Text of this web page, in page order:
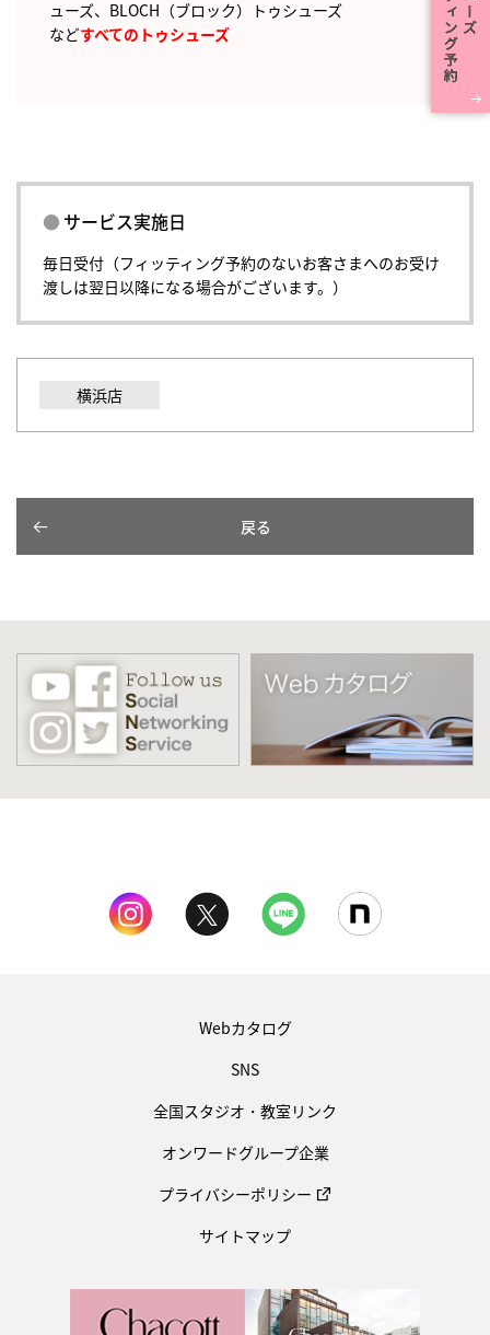
ューズ、BLOCH（ブロック）トゥシューズ
などすべてのトゥシューズ
サービス実施日
毎日受付（フィッティング予約のないお客さまへのお受け
渡しは翌日以降になる場合がございます。）
横浜店
戻る
Webカタログ
SNS
全国スタジオ・教室リンク
オンワードグループ企業
プライバシーポリシー
サイトマップ